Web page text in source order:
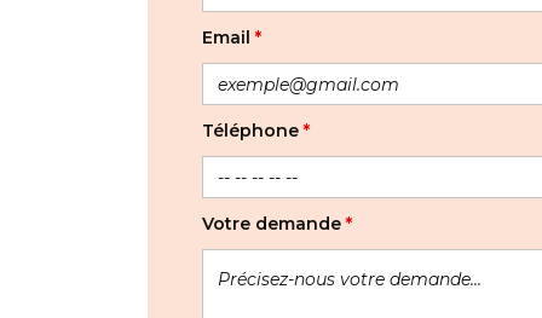
Email *
Téléphone *
Votre demande *